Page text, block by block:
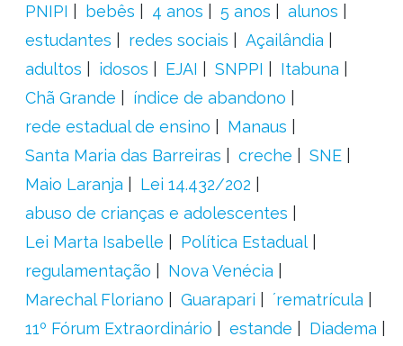
PNIPI
bebês 4 anos 5 anos
alunos
estudantes
redes sociais
Açailândia
adultos
idosos EJAI SNPPI
Itabuna
Chã Grande
índice de abandono
rede estadual de ensino
Manaus
Santa Maria das Barreiras
creche
SNE
Maio Laranja
Lei 14.432/202
abuso de crianças e adolescentes
Lei Marta Isabelle
Política Estadual
regulamentação
Nova Venécia
Marechal Floriano
Guarapari
´rematrícula
11º Fórum Extraordinário
estande
Diadema